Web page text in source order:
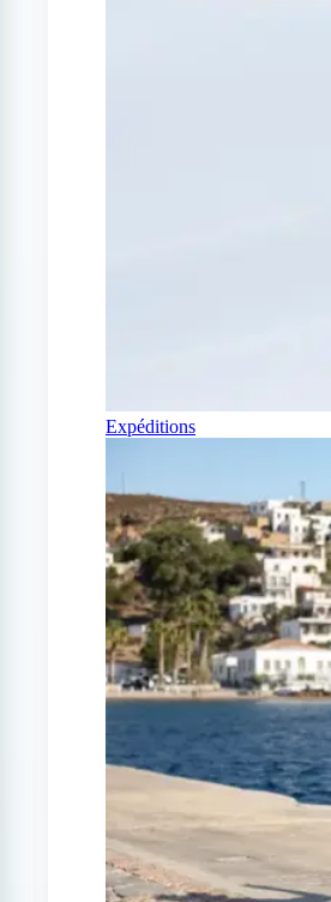
Expéditions